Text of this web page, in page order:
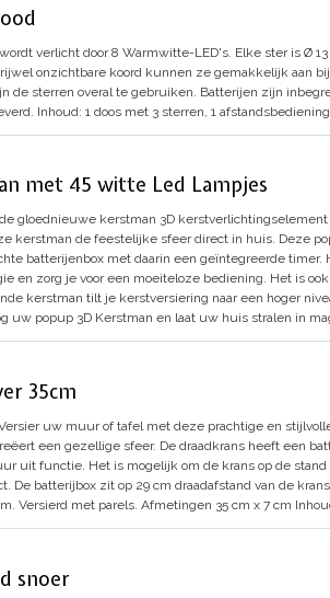
verlicht door 8 Warmwitte-LED's. Elke ster is Ø 13
onzichtbare koord kunnen ze gemakkelijk aan
de sterren overal te gebruiken. Batterijen zijn
Inhoud: 1 doos met 3 sterren, 1
met 45 witte Led Lampjes
gloednieuwe kerstman 3D
kerstman de feestelijke sfeer direct in huis. Deze
batterijenbox met daarin een geïntegreerde timer.
en zorg je voor een moeiteloze bediening. Het is
kerstman tilt je kerstversiering naar een hoger
uw popup 3D Kerstman en laat uw huis stralen in
35cm
uw muur of tafel met deze prachtige en
een gezellige sfeer. De draadkrans heeft een
uit functie. Het is mogelijk om de krans op de
De batterijbox zit op 29 cm draadafstand van de
Versierd met parels. Afmetingen 35 cm x 7 cm
snoer